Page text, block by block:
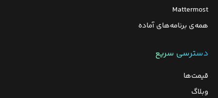
Mattermost
همه‌ی برنامه‌های آماده
دسترسی سریع
قیمت‌ها
وبلاگ